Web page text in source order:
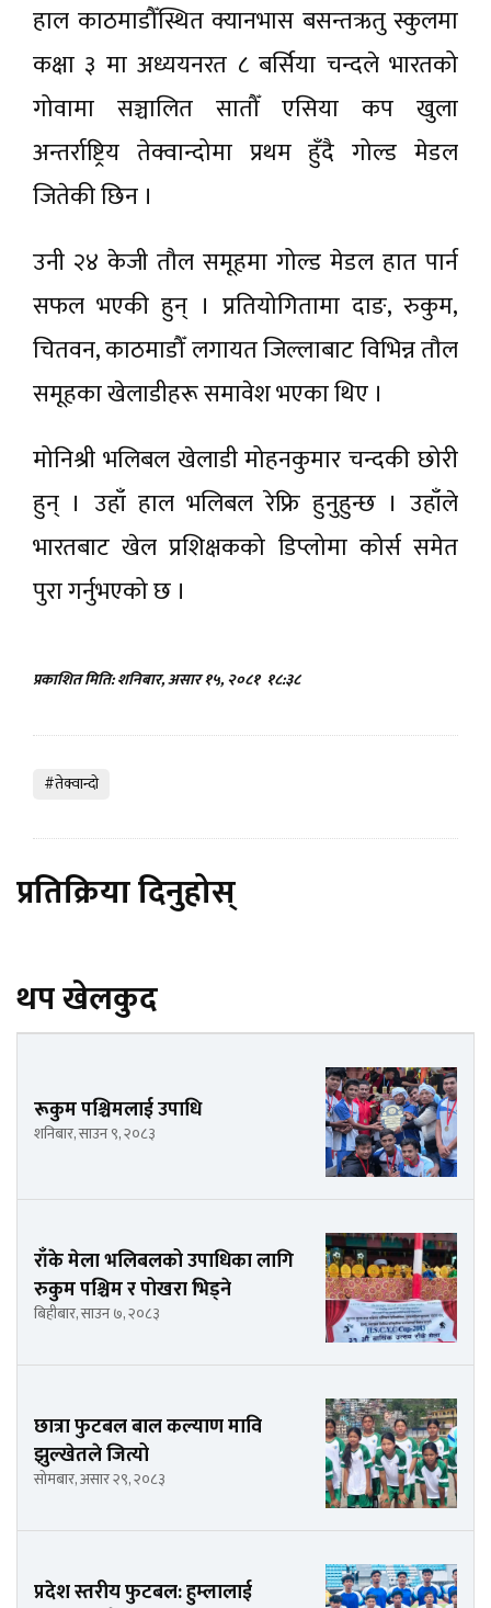
हाल काठमाडौँस्थित क्यानभास बसन्तऋतु स्कुलमा
कक्षा ३ मा अध्ययनरत ८ बर्सिया चन्दले भारतको
गोवामा सञ्चालित सातौँ एसिया कप खुला
अन्तर्राष्ट्रिय तेक्वान्दोमा प्रथम हुँदै गोल्ड मेडल
जितेकी छिन ।
उनी २४ केजी तौल समूहमा गोल्ड मेडल हात पार्न
सफल भएकी हुन् । प्रतियोगितामा दाङ, रुकुम,
चितवन, काठमाडौँ लगायत जिल्लाबाट विभिन्न तौल
समूहका खेलाडीहरू समावेश भएका थिए ।
मोनिश्री भलिबल खेलाडी मोहनकुमार चन्दकी छोरी
हुन् । उहाँ हाल भलिबल रेफ्रि हुनुहुन्छ । उहाँले
भारतबाट खेल प्रशिक्षकको डिप्लोमा कोर्स समेत
पुरा गर्नुभएको छ ।
प्रकाशित मिति: शनिबार, असार १५, २०८१ १८:३८
#तेक्वान्दाे
प्रतिक्रिया दिनुहोस्
थप खेलकुद
रूकुम पश्चिमलाई उपाधि
शनिबार, साउन ९, २०८३
राँके मेला भलिबलको उपाधिका लागि
रुकुम पश्चिम र पोखरा भिड्ने
बिहीबार, साउन ७, २०८३
छात्रा फुटबल बाल कल्याण मावि
झुल्खेतले जित्यो
सोमबार, असार २९, २०८३
प्रदेश स्तरीय फुटबल: हुम्लालाई